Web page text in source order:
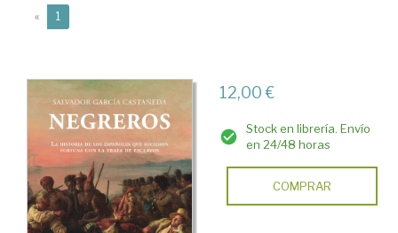
« 1
12,00 €
Stock en librería. Envío
en 24/48 horas
COMPRAR